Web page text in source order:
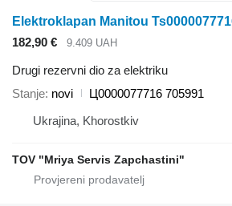
182,90 € 9.409 UAH
Drugi rezervni dio za elektriku
Stanje novi
Ц0000077716 705991
Ukrajina, Khorostkiv
TOV "Mriya Servis Zapchastini"